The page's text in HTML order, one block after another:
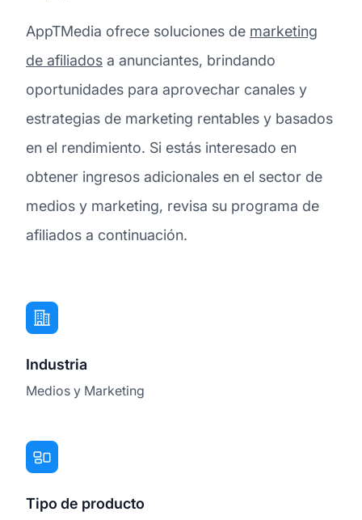
AppTMedia ofrece soluciones de marketing
de afiliados a anunciantes, brindando
oportunidades para aprovechar canales y
estrategias de marketing rentables y basados
en el rendimiento. Si estás interesado en
obtener ingresos adicionales en el sector de
medios y marketing, revisa su programa de
afiliados a continuación.
Industria
Medios y Marketing
Tipo de producto